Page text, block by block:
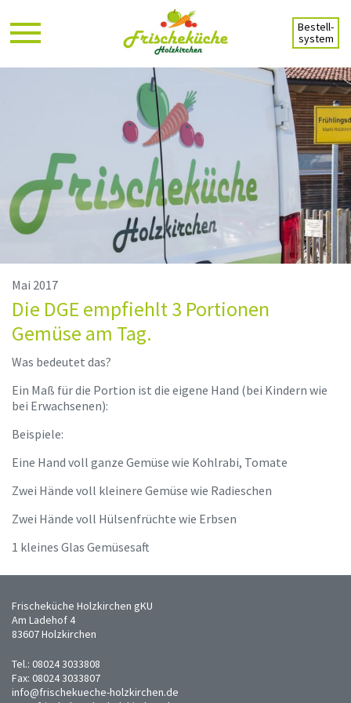
to
Content
Bestell-
system
Mai 2017
Die DGE empfiehlt 3 Portionen
Gemüse am Tag.
Was bedeutet das?
Ein Maß für die Portion ist die eigene Hand (bei Kindern wie
bei Erwachsenen):
Beispiele:
Eine Hand voll ganze Gemüse wie Kohlrabi, Tomate
Zwei Hände voll kleinere Gemüse wie Radieschen
Zwei Hände voll Hülsenfrüchte wie Erbsen
1 kleines Glas Gemüsesaft
Frischeküche Holzkirchen gKU
Am Ladehof 4
83607 Holzkirchen
Tel.: 08024 3033808
Fax: 08024 3033807
info@frischekueche-holzkirchen.de